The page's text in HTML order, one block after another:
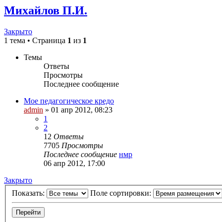
Михайлов П.И.
Закрыто
1 тема • Страница 1 из 1
Темы
Ответы
Просмотры
Последнее сообщение
Мое педагогическое кредо
admin » 01 апр 2012, 08:23
1
2
12 Ответы
7705 Просмотры
Последнее сообщение нмр
06 апр 2012, 17:00
Закрыто
Показать:
Поле сортировки: